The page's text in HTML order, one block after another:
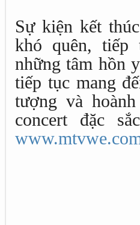
Sự kiện kết
khó quên, tiếp
những tâm hồn
tiếp tục mang
tượng và
concert đặc